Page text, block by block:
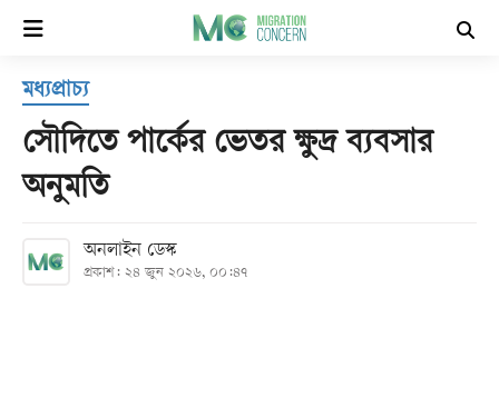
হোম
সর্বশেষ
বিভাগ
মধ্যপ্রাচ্য
সৌদিতে পার্কের ভেতর ক্ষুদ্র ব্যবসার
অনুমতি
অনলাইন ডেস্ক
প্রকাশ: ২৪ জুন ২০২৬, ০০:৪৭